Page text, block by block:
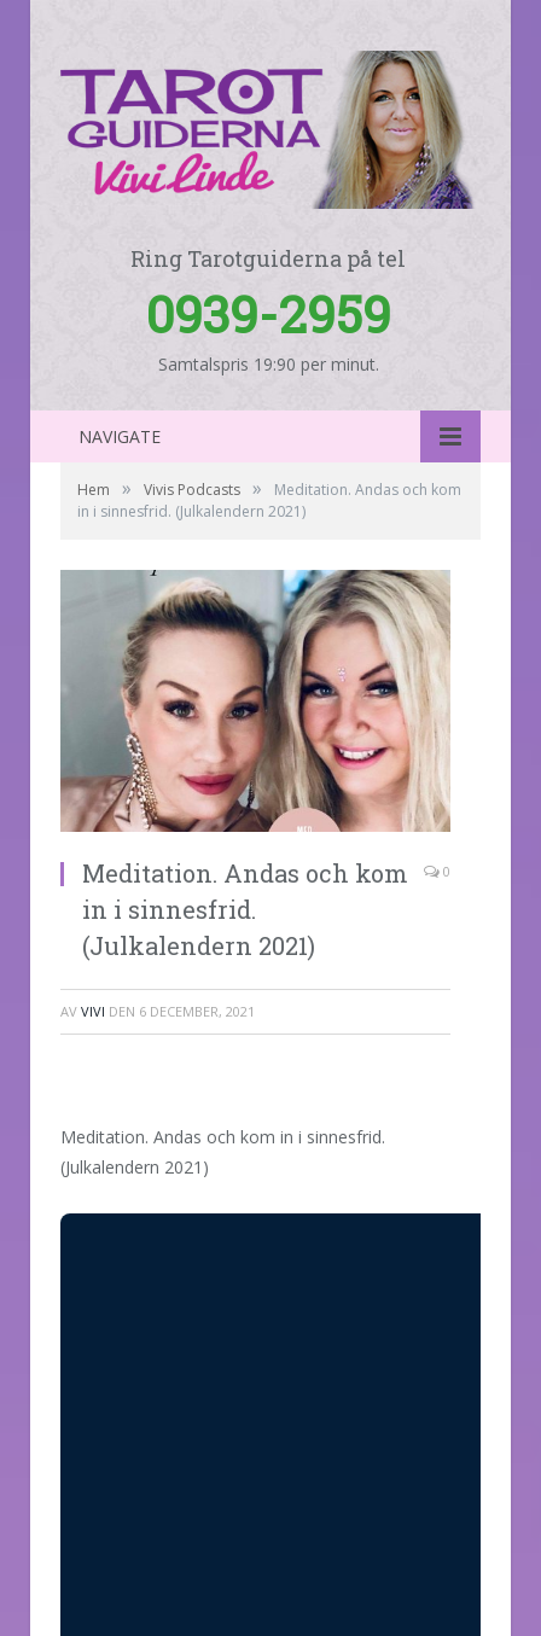
Ring Tarotguiderna på tel
0939-2959
Samtalspris 19:90 per minut.
NAVIGATE
Hem » Vivis Podcasts »
Meditation. Andas och kom
in i sinnesfrid. (Julkalendern 2021)
Meditation. Andas och kom
in i sinnesfrid.
(Julkalendern 2021)
0
AV VIVI DEN 6 DECEMBER, 2021
Meditation. Andas och kom in i sinnesfrid.
(Julkalendern 2021)